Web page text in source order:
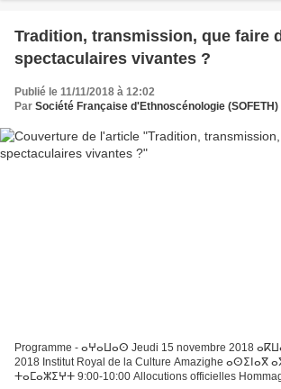
Tradition, transmission, que faire
spectaculaires vivantes ?
Publié le 11/11/2018 à 12:02
Par Société Française d'Ethnoscénologie (SOFETH)
Programme - ⴰⵖⴰⵡⴰⵙ Jeudi 15 novembre 2018
2018 Institut Royal de la Culture Amazighe ⴰⵙⵉⵏⴰⴳ
ⵜⴰⵎⴰⵣⵉⵖⵜ 9:00-10:00 Allocutions officielles